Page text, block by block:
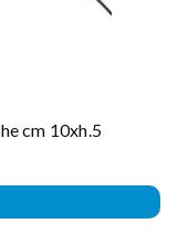
cm 10xh.5